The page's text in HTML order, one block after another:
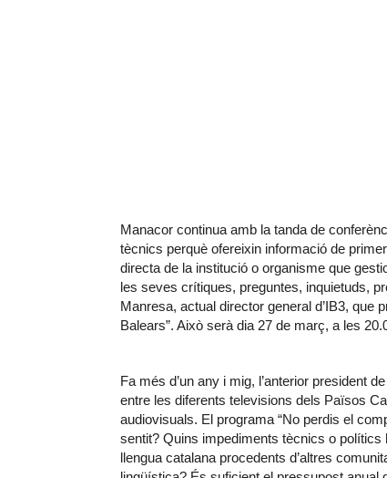
Manacor continua amb la tanda de
tècnics perquè ofereixin informació de
directa de la institució o organisme que
les seves crítiques, preguntes, inquietuds,
Manresa, actual director general d’IB3, que
Balears”. Això serà dia 27 de març, a les
Fa més d’un any i mig, l’anterior president
entre les diferents televisions dels Països
audiovisuals. El programa “No perdis el
sentit? Quins impediments tècnics o
llengua catalana procedents d’altres